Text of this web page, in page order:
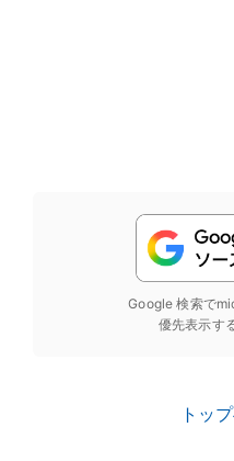
Google 検索で
優先表示す
トッ